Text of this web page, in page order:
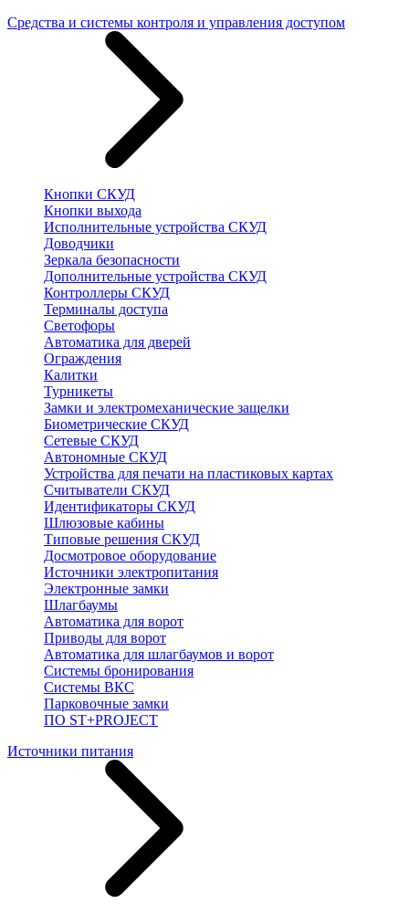
Средства и системы контроля и управления доступом
Кнопки СКУД
Кнопки выхода
Исполнительные устройства СКУД
Доводчики
Зеркала безопасности
Дополнительные устройства СКУД
Контроллеры СКУД
Терминалы доступа
Светофоры
Автоматика для дверей
Ограждения
Калитки
Турникеты
Замки и электромеханические защелки
Биометрические СКУД
Сетевые СКУД
Автономные СКУД
Устройства для печати на пластиковых картах
Считыватели СКУД
Идентификаторы СКУД
Шлюзовые кабины
Типовые решения СКУД
Досмотровое оборудование
Источники электропитания
Электронные замки
Шлагбаумы
Автоматика для ворот
Приводы для ворот
Автоматика для шлагбаумов и ворот
Системы бронирования
Системы ВКС
Парковочные замки
ПО ST+PROJECT
Источники питания